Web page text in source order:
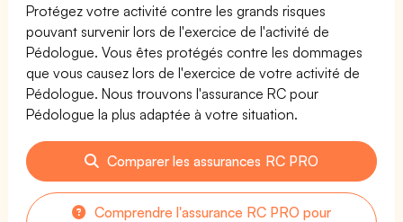
Protégez votre activité contre les grands risques
pouvant survenir lors de l'exercice de l'activité de
Pédologue. Vous êtes protégés contre les dommages
que vous causez lors de l'exercice de votre activité de
Pédologue. Nous trouvons l'assurance RC pour
Pédologue la plus adaptée à votre situation.
Comparer les assurances RC PRO
Comprendre l'assurance RC PRO pour